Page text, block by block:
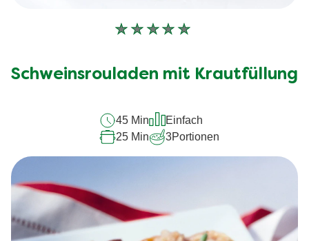
Keine
für
abgegeben
Schweinsrouladen mit Krautfüllung
45 Min
Einfach
25 Min
3Portionen